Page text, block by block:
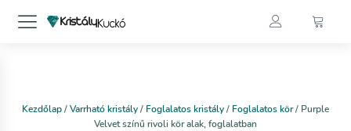
Kezdőlap/Varrható kristály/ Foglalatos kristály/ Foglalatos kör/ Purple
Velvet színű rivoli kör alak, foglalatban